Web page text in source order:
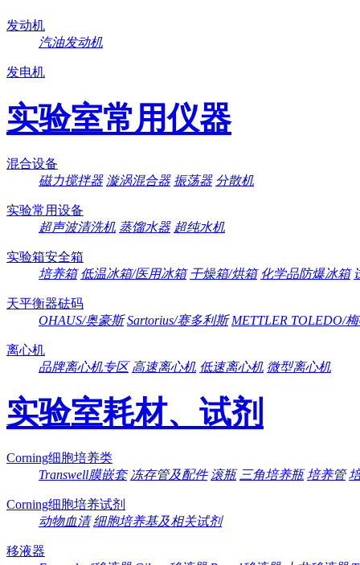
发动机
汽油发动机
发电机
实验室常用仪器
混合设备
磁力搅拌器 漩涡混合器 振荡器 分散机
实验常用设备
超声波清洗机 蒸馏水器 超纯水机
实验箱安全箱
培养箱 低温冰箱/医用冰箱 干燥箱/烘箱 化学品防爆冰箱
天平衡器砝码
OHAUS/奥豪斯 Sartorius/赛多利斯 METTLER TOLEDO/
离心机
品牌离心机专区 高速离心机 低速离心机 微型离心机
实验室耗材、试剂
Corning细胞培养类
Transwell膜嵌套 冻存管及配件 滚瓶 三角培养瓶 培养管
Corning细胞培养试剂
动物血清 细胞培养基及相关试剂
移液器